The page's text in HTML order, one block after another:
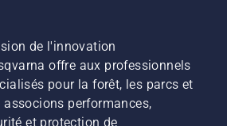
de l'innovation
offre aux professionnels
pour la forêt, les parcs et
performances,
et protection de